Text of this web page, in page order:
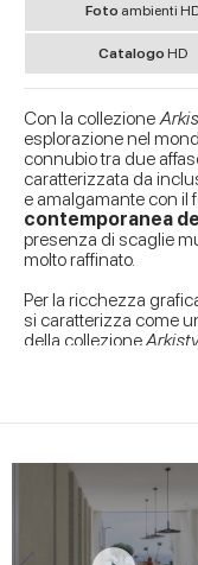
Foto ambienti
Catalogo HD
Con la collezione
esplorazione nel
connubio tra due
caratterizzata da
e amalgamante con il
contemporanea
presenza di scaglie
molto raffinato.
Per la ricchezza
si caratterizza come
della collezione
realizzazione di
strada a molteplici